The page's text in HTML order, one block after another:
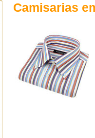
Camisarias